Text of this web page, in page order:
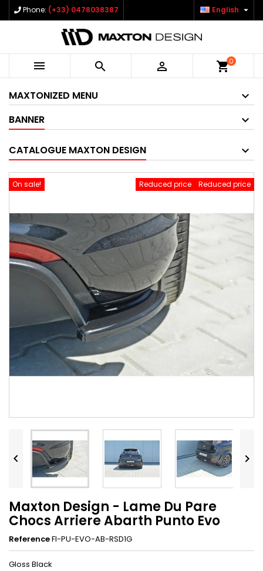
Phone: (+33) 0478038387 English 
   shopping_cart0
MAXTONIZED MENU
BANNER
CATALOGUE MAXTON DESIGN
On sale! Reduced price
Reduced price
 
Maxton Design - Lame Du Pare
Chocs Arriere Abarth Punto Evo
ReferenceFI-PU-EVO-AB-RSD1G
Gloss Black